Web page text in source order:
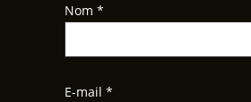
Nom *
E-mail *